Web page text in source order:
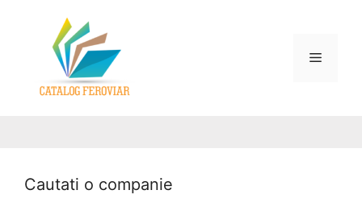
Cautati o companie